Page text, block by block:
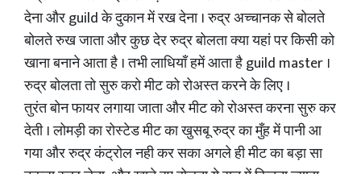
देना और guild के दुकान में रख देना । रुद्र अच्चानक से बोलते
बोलते रुख जाता और कुछ देर रुद्र बोलता क्या यहां पर किसी को
खाना बनाने आता है । तभी लाधियाँ हमें आता है guild master ।
रुद्र बोलता तो सुरु करो मीट को रोअस्त करने के लिए ।
तुरंत बोन फायर लगाया जाता और मीट को रोअस्त करना सुरु कर
देती । लोमड़ी का रोस्टेड मीट का खुसबू रुद्र का मुँह में पानी आ
गया और रुद्र कंट्रोल नही कर सका अगले ही मीट का बड़ा सा